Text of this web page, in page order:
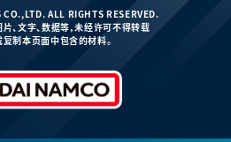
ALL RIGHTS RESERVED.
、文字、数据等，未经许可不得转载
制本页面中包含的材料。